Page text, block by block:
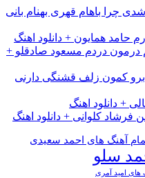
چرا باهام قهری بهنام بانی
حامد همایون + دانلود اهنگ
درمون دردم مسعود صادقلو +
کمون زلف قشنگی دارنی
+ دانلود اهنگ
کلوانی + دانلود اهنگ
تمام آهنگ های احمد سعیدی
سلو
های امید آمری